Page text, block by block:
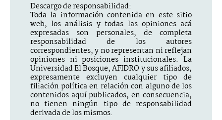
Descargo de responsabilidad:
Toda la información contenida en este sitio
web, los análisis y todas las opiniones acá
expresadas son personales, de completa
responsabilidad de los autores
correspondientes, y no representan ni reflejan
opiniones ni posiciones institucionales. La
Universidad El Bosque, AFIDRO y sus afiliados,
expresamente excluyen cualquier tipo de
filiación política en relación con alguno de los
contenidos aquí publicados, en consecuencia,
no tienen ningún tipo de responsabilidad
derivada de los mismos.